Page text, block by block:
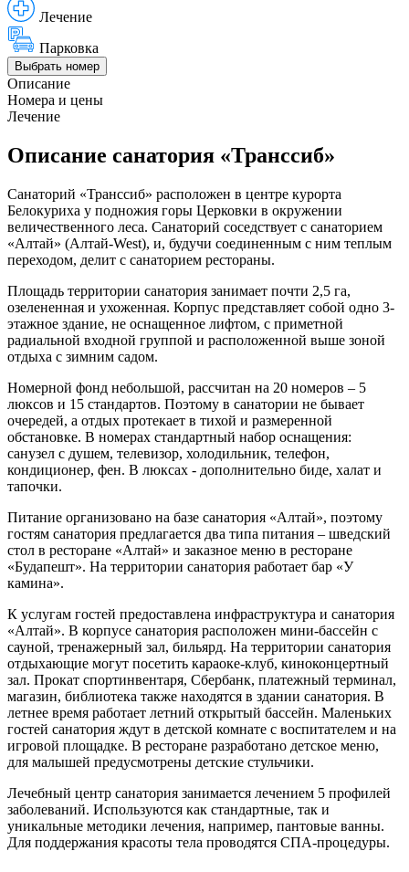
Лечение
Парковка
Выбрать номер
Описание
Номера и цены
Лечение
Описание санатория «Транссиб»
Санаторий «Транссиб» расположен в центре курорта
Белокуриха у подножия горы Церковки в окружении
величественного леса. Санаторий соседствует с санаторием
«Алтай» (Алтай-West), и, будучи соединенным с ним теплым
переходом, делит с санаторием рестораны.
Площадь территории санатория занимает почти 2,5 га,
озелененная и ухоженная. Корпус представляет собой одно 3-
этажное здание, не оснащенное лифтом, с приметной
радиальной входной группой и расположенной выше зоной
отдыха с зимним садом.
Номерной фонд небольшой, рассчитан на 20 номеров – 5
люксов и 15 стандартов. Поэтому в санатории не бывает
очередей, а отдых протекает в тихой и размеренной
обстановке. В номерах стандартный набор оснащения:
санузел с душем, телевизор, холодильник, телефон,
кондиционер, фен. В люксах - дополнительно биде, халат и
тапочки.
Питание организовано на базе санатория «Алтай», поэтому
гостям санатория предлагается два типа питания – шведский
стол в ресторане «Алтай» и заказное меню в ресторане
«Будапешт». На территории санатория работает бар «У
камина».
К услугам гостей предоставлена инфраструктура и санатория
«Алтай». В корпусе санатория расположен мини-бассейн с
сауной, тренажерный зал, бильярд. На территории санатория
отдыхающие могут посетить караоке-клуб, киноконцертный
зал. Прокат спортинвентаря, Сбербанк, платежный терминал,
магазин, библиотека также находятся в здании санатория. В
летнее время работает летний открытый бассейн. Маленьких
гостей санатория ждут в детской комнате с воспитателем и на
игровой площадке. В ресторане разработано детское меню,
для малышей предусмотрены детские стульчики.
Лечебный центр санатория занимается лечением 5 профилей
заболеваний. Используются как стандартные, так и
уникальные методики лечения, например, пантовые ванны.
Для поддержания красоты тела проводятся СПА-процедуры.